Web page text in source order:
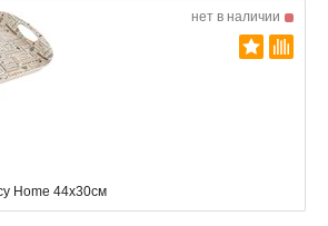
нет в наличии
Home 44x30см